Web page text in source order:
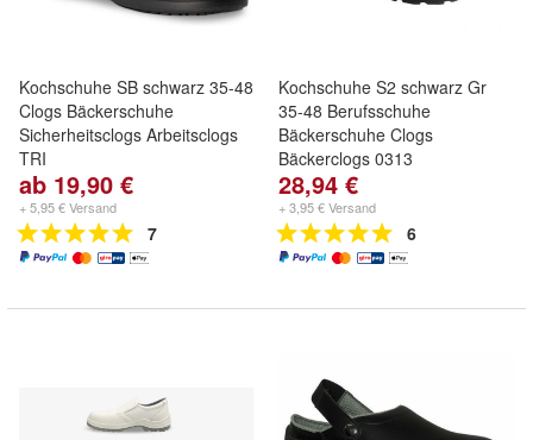
Kochschuhe SB schwarz 35-48
Clogs Bäckerschuhe
Sicherheitsclogs Arbeitsclogs
TRI
ab 19,90 €
+ 5,95 € Versand
7
Kochschuhe S2 schwarz Gr
35-48 Berufsschuhe
Bäckerschuhe Clogs
Bäckerclogs 0313
28,94 €
+ 3,95 € Versand
6